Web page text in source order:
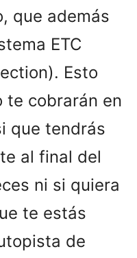
que además
ETC
Esto
te cobrarán en
que tendrás
al final del
ni si quiera
te estás
de